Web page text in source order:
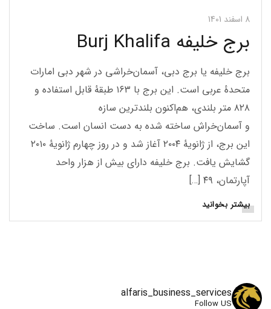
8 اسفند 1401
برج خلیفه Burj Khalifa
برج خلیفه یا برج دبی، آسمان‌خراشی در شهر دبی امارات
متحدهٔ عربی است. این برج با ۱۶۳ طبقهٔ قابل استفاده و
۸۲۸ متر بلندی، هم‌اکنون بلندترین سازه
و آسمان‌خراش ساخته شده به دست انسان است. ساخت
این برج، از ژانویهٔ ۲۰۰۴ آغاز شد و در روز چهارم ژانویهٔ ۲۰۱۰
گشایش یافت. برج خلیفه دارای بیش از هزار واحد
آپارتمان، ۴۹ […]
بیشتر بخوانید
alfaris_business_services
Follow US